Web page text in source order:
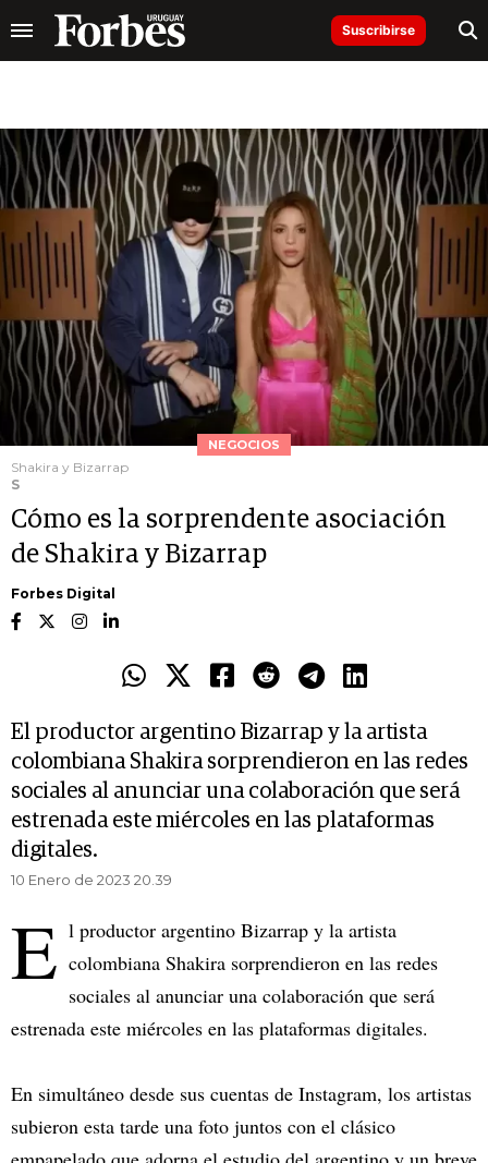
Suscribirse
NEGOCIOS
Shakira y Bizarrap
S
Cómo es la sorprendente asociación
de Shakira y Bizarrap
Forbes Digital
El productor argentino Bizarrap y la artista
colombiana Shakira sorprendieron en las redes
sociales al anunciar una colaboración que será
estrenada este miércoles en las plataformas
digitales.
10 Enero de 2023 20.39
E l productor argentino Bizarrap y la artista
colombiana Shakira sorprendieron en las redes
sociales al anunciar una colaboración que será
estrenada este miércoles en las plataformas digitales.
En simultáneo desde sus cuentas de Instagram, los artistas
subieron esta tarde una foto juntos con el clásico